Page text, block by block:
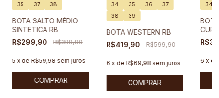
35 37 38
BOTA SALTO MÉDIO
SINTETICA RB
R$299,90
R$399,90
5 x de R$59,98 sem juros
COMPRAR
34 35 36
37
38
39
BOTA WESTERN RB
R$419,90
R$599,90
6 x de R$69,98 sem juros
COMPRAR
34
6 x